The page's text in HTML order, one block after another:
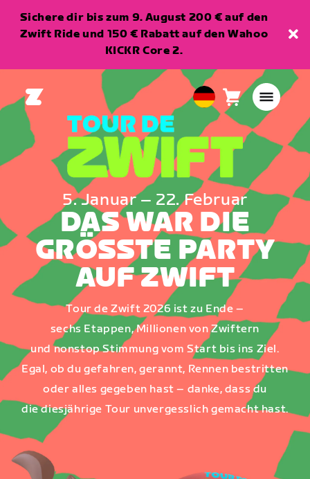
Sichere dir bis zum 9. August 200 € auf den
Zwift Ride und 150 € Rabatt auf den Wahoo
KICKR Core 2.
European
Union
Deutsch
Warenkorb
Artikel
5. Januar – 22. Februar
DAS WAR DIE
GRÖSSTE PARTY
AUF ZWIFT
Tour de Zwift 2026 ist zu Ende –
sechs Etappen, Millionen von Zwiftern
und nonstop Stimmung vom Start bis ins Ziel.
Egal, ob du gefahren, gerannt, Rennen bestritten
oder alles gegeben hast – danke, dass du
die diesjährige Tour unvergesslich gemacht hast.